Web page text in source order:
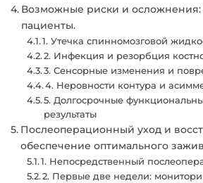
Возможные риски и осложнения:
пациенты.
1. Утечка спинномозговой
2. Инфекция и резорбция
3. Сенсорные изменения и
4. Неровности контура и
5. Долгосрочные
результаты
Послеоперационный уход и
обеспечение оптимального
1. Непосредственный
2. Первые две недели: